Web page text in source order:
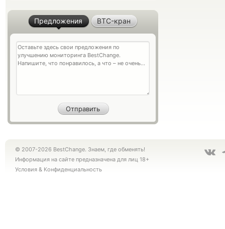
Предложения BTC-кран
© 2007-2026 BestChange. Знаем, где обменять!
Информация на сайте предназначена для лиц 18+
Условия & Конфиденциальность